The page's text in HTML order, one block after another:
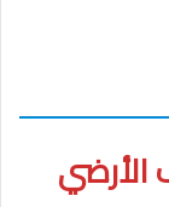
الأرضي